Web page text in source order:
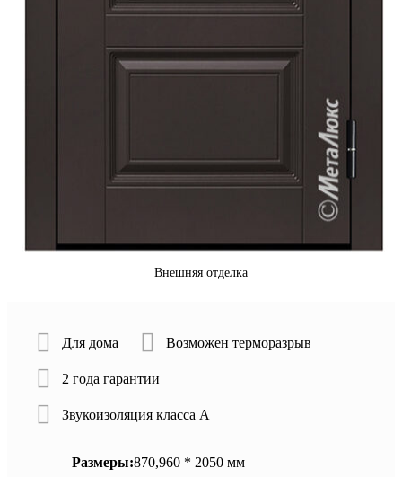
Внешняя отделка
Для дома Возможен терморазрыв
2 года гарантии
Звукоизоляция класса А
Размеры:870,960 * 2050 мм